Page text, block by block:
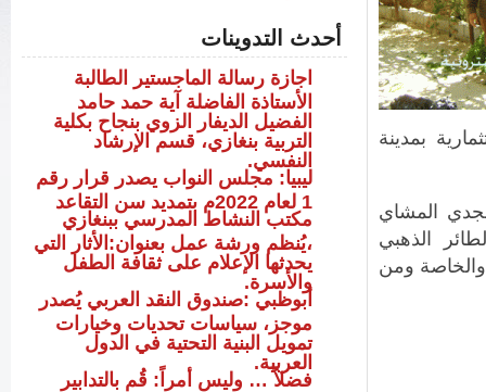
أحدث التدوينات
اجازة رسالة الماجستير الطالبة
الأستاذة الفاضلة آية حمد حامد
الفضيل الديفار الزوي بنجاح بكلية
التربية بنغازي، قسم الإرشاد
النفسي.
ليبيا: مجلس النواب يصدر قرار رقم
1 لعام 2022م بتمديد سن التقاعد
مكتب النشاط المدرسي ببنغازي
،يُنظم ورشة عمل بعنوان:الأثار التي
يحدثها الإعلام على ثقافة الطفل
والأسرة.
أبوظبي :صندوق النقد العربي يُصدر
موجز، سياسات تحديات وخيارات
تمويل البنية التحتية في الدول
العربية.
فضلاً … وليس أمراً: قُم بالتدابير
بمدينة
المشاي
الذهبي
ومن